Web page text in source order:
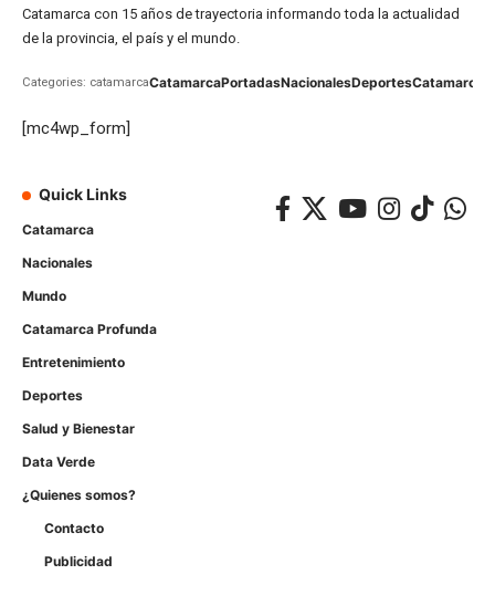
Catamarca con 15 años de trayectoria informando toda la actualidad
de la provincia, el país y el mundo.
Categories: catamarcaCatamarcaPortadasNacionalesDeportesCatamarca
[mc4wp_form]
Quick Links
Catamarca
Nacionales
Mundo
Catamarca Profunda
Entretenimiento
Deportes
Salud y Bienestar
Data Verde
¿Quienes somos?
Contacto
Publicidad